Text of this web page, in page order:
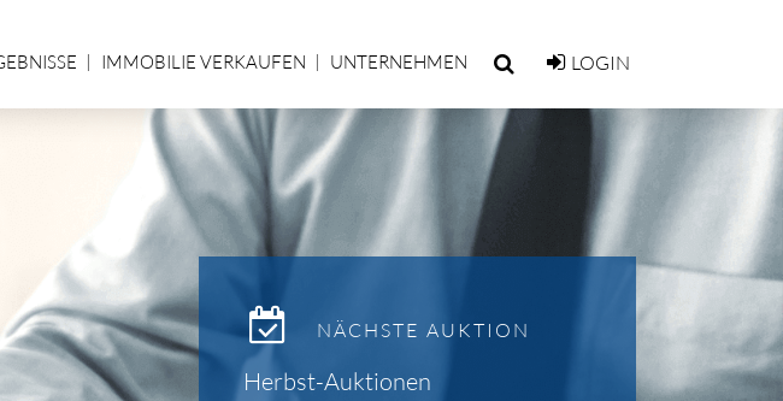
IMMOBILIE VERKAUFEN UNTERNEHMEN LOGIN
NÄCHSTE AUKTION
Herbst-Auktionen